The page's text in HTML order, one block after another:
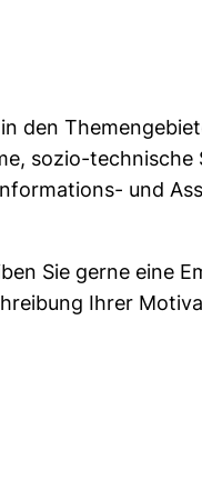
den
sozio-
und
Sie gerne eine
Ihrer